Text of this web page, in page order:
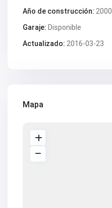
V2677
V2686
V2690
V2691
V2699
V2708
V2709
Año de construcción: 2000
Garaje: Disponible
Actualizado: 2016-03-23
Mapa